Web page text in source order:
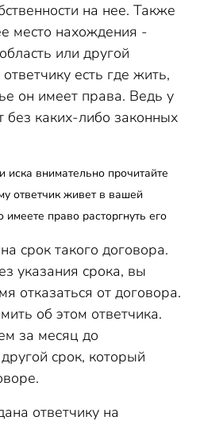
на нее. Также
место нахождения -
или другой
есть где жить,
он имеет права. Ведь у
без каких-либо законных
внимательно прочитайте
ответчик живет в вашей
имеете право расторгнуть его
срок такого договора.
указания срока, вы
отказаться от договора.
об этом ответчика.
за месяц до
срок, который
ответчику на